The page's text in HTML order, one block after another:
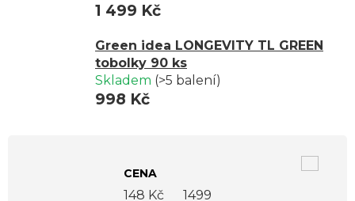
1 499 Kč
Green idea LONGEVITY TL GREEN
tobolky 90 ks
Skladem (>5 balení)
998 Kč
CENA
148 Kč
1499